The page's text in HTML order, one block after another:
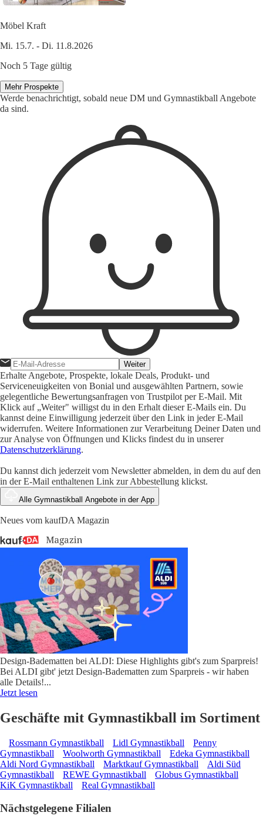
Möbel Kraft
Mi. 15.7. - Di. 11.8.2026
Noch 5 Tage gültig
Mehr Prospekte
Werde benachrichtigt, sobald neue DM und Gymnastikball Angebote
da sind.
Weiter
Erhalte Angebote, Prospekte, lokale Deals, Produkt- und
Serviceneuigkeiten von Bonial und ausgewählten Partnern, sowie
gelegentliche Bewertungsanfragen von Trustpilot per E-Mail. Mit
Klick auf „Weiter" willigst du in den Erhalt dieser E-Mails ein. Du
kannst deine Einwilligung jederzeit über den Link in jeder E-Mail
widerrufen. Weitere Informationen zur Verarbeitung Deiner Daten und
zur Analyse von Öffnungen und Klicks findest du in unserer
Datenschutzerklärung.
Du kannst dich jederzeit vom Newsletter abmelden, in dem du auf den
in der E-Mail enthaltenen Link zur Abbestellung klickst.
Alle Gymnastikball Angebote in der App
Neues vom kaufDA Magazin
Design-Badematten bei ALDI: Diese Highlights gibt's zum Sparpreis!
Bei ALDI gibt' jetzt Design-Badematten zum Sparpreis - wir haben
alle Details!...
Jetzt lesen
Geschäfte mit Gymnastikball im Sortiment
Rossmann Gymnastikball Lidl Gymnastikball
Penny
Gymnastikball
Woolworth Gymnastikball
Edeka Gymnastikball
Aldi Nord Gymnastikball
Marktkauf Gymnastikball
Aldi Süd
Gymnastikball
REWE Gymnastikball
Globus Gymnastikball
KiK Gymnastikball
Real Gymnastikball
Nächstgelegene Filialen